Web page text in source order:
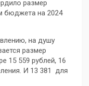
размер
бюджета на 2024
на душу
размер
15 559 рублей, 16
И 13 381 для